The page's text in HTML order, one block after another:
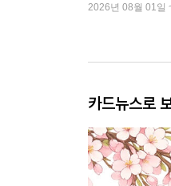
2026년 08월 01일
카드뉴스로